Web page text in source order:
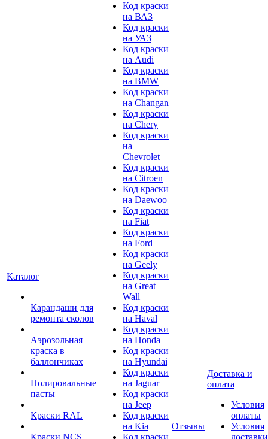
Каталог
Карандаши для
ремонта сколов
Аэрозольная
краска в
баллончиках
Полировальные
пасты
Краски RAL
Краски NCS
Код краски
на ВАЗ
Код краски
на УАЗ
Код краски
на Audi
Код краски
на BMW
Код краски
на Changan
Код краски
на Chery
Код краски
на
Chevrolet
Код краски
на Citroen
Код краски
на Daewoo
Код краски
на Fiat
Код краски
на Ford
Код краски
на Geely
Код краски
на Great
Wall
Код краски
на Haval
Код краски
на Honda
Код краски
на Hyundai
Код краски
на Jaguar
Код краски
на Jeep
Код краски
на Kia
Код краски
Отзывы
Доставка и
оплата
Условия
оплаты
Условия
доставки